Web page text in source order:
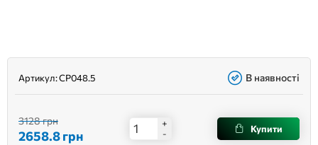
Артикул:CP048.5 В наявності
3128 грн
2658.8грн
+
-
Купити